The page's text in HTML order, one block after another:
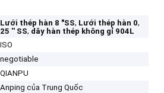
Lưới thép hàn 8 "SS, Lưới thép hàn 0,
25 '' SS, dây hàn thép không gỉ 904L
ISO
negotiable
QIANPU
Anping của Trung Quốc